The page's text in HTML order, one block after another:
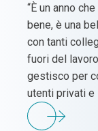
“È un anno
bene, è una
con tanti
fuori del
gestisco per
utenti privati e